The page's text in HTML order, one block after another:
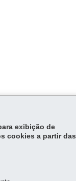
exibição de
cookies a partir das